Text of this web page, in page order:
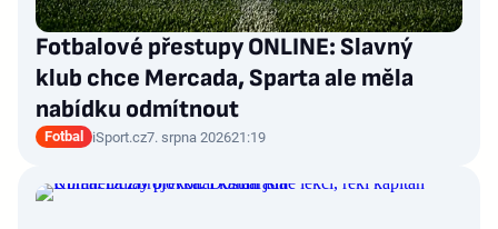
Fotbalové přestupy ONLINE: Slavný
klub chce Mercada, Sparta ale měla
nabídku odmítnout
Fotbal iSport.cz7. srpna 202621:19